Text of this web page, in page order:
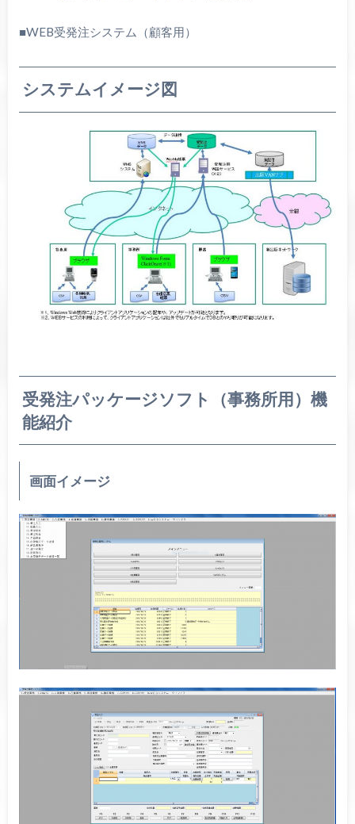
■WEB受発注システム（顧客用）
システムイメージ図
受発注パッケージソフト（事務所用）機
能紹介
画面イメージ